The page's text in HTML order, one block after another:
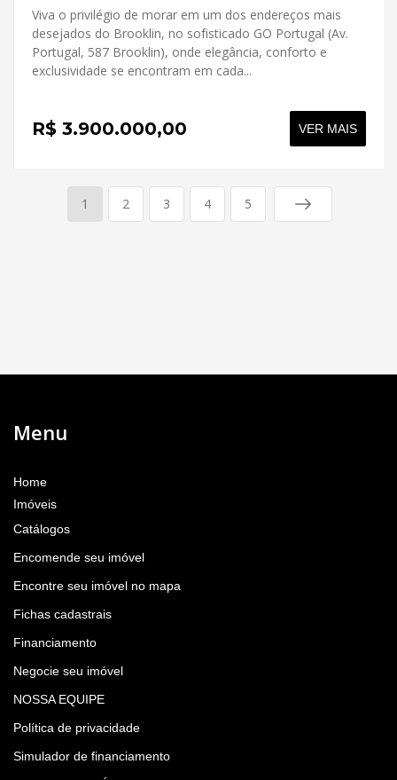
Viva o privilégio de morar em um dos endereços mais
desejados do Brooklin, no sofisticado GO Portugal (Av.
Portugal, 587 Brooklin), onde elegância, conforto e
exclusividade se encontram em cada...
R$ 3.900.000,00 VER MAIS
1 2 3 4 5
Menu
Home
Imóveis
Catálogos
Encomende seu imóvel
Encontre seu imóvel no mapa
Fichas cadastrais
Financiamento
Negocie seu imóvel
NOSSA EQUIPE
Política de privacidade
Simulador de financiamento